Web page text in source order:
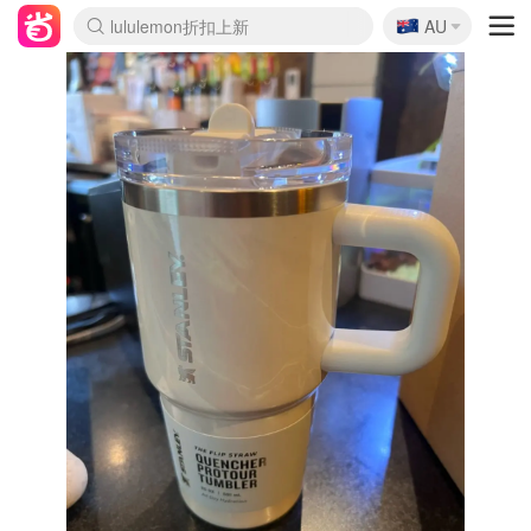
lululemon折扣上新
Sasa美妆护肤3.5折
SSENSE年中2.5折
FreshBeauty好价汇总
Cettire降价+叠9折
WWS Coles超市实拍
viagogo二手票捡漏
Myer超级周末
The Outnet奢牌1折起
David Jones 3折起
Flannels大牌1折
Perfumes Club护肤1折
AMIRO面罩$251
Amazon折扣汇总
eToro入金$200送$50
Amazon数码好物
ICONIC本周7.5折
ThedoubleF高奢地板价
Moose Knuckles 6折
EUFY摄像头$98
Selenichast首饰2折
Trip机票酒店促销
YSL送5件彩妆礼
Amazon家居好物
Amazon美妆护肤
雅漾大喷$8
过敏原检测盒$33
科颜氏高保湿面霜$29
SEALIFE海洋馆门票6折
丝塔芙大白罐$16
订阅Newsletter送香薰
Cult Beauty 6.8折
Harrods圣诞日历$525
LN-CC奢牌私促3折
d'Alba空姐喷雾$16
EVE LOM套装£56
Bernardelli独家4折
Adore Beauty 6折起
CT圣诞日历
Mytheresa奢品2.7折
Luxury Escapes 9折
Currentbody美容仪$881
MOON Garden Live
Roborock扫地机$649
Tingo Life水杯$24
Valentino官网5折
CR洗护套装$23
修丽可4件套$159
Myer彩妆2件7折
GANNI官网4.5折
Stylevana韩妆4折
Tessabit高奢8.5折
OGX洗发水$11
Amazon阿德莱德次日达
卡诗8.5折+赠礼
Philips Hue灯具8折
🇦🇺
AU